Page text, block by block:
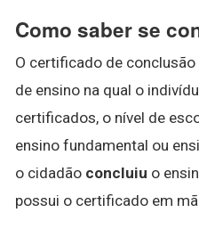
Como saber se
O certificado de
de ensino na qual o
certificados, o nível de
ensino fundamental ou
o cidadão concluiu o
possui o certificado em